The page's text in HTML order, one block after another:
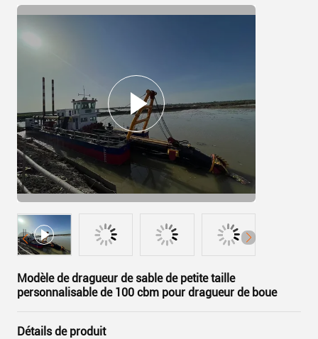
Modèle de dragueur de sable de petite taille
personnalisable de 100 cbm pour dragueur de boue
Détails de produit